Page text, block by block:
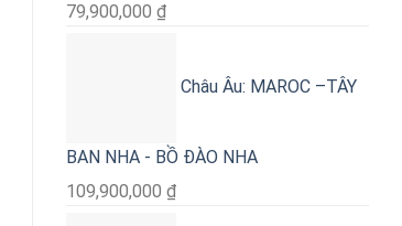
79,900,000 ₫
Châu Âu: MAROC –TÂY
BAN NHA - BỒ ĐÀO NHA
109,900,000 ₫